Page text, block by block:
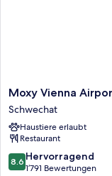
Moxy
Vienna
Airport
Schwechat
Moxy Vienna
Schwechat
Haustiere erlaubt
Restaurant
8.6
von
8.6 Hervorragend
1’791 Bewertungen